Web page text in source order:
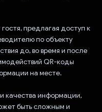
предлагая доступ к
по объекту
до, во время и после
QR-коды
на месте.
качества информации,
быть сложным и